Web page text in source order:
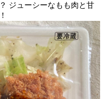
ジューシーなもも肉と甘